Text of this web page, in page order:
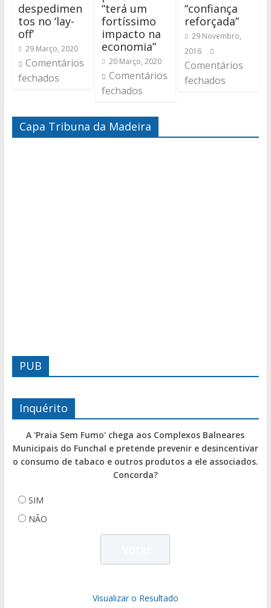
despedimen
tos no ‘lay-
off’
29 Março, 2020
Comentários
fechados
“terá um
fortíssimo
impacto na
economia”
20 Março, 2020
Comentários
fechados
“confiança
reforçada”
29 Novembro,
2016
Comentários
fechados
Capa Tribuna da Madeira
PUB
Inquérito
A 'Praia Sem Fumo' chega aos Complexos Balneares
Municipais do Funchal e pretende prevenir e desincentivar
o consumo de tabaco e outros produtos a ele associados.
Concorda?
SIM
NÃO
Visualizar o Resultado